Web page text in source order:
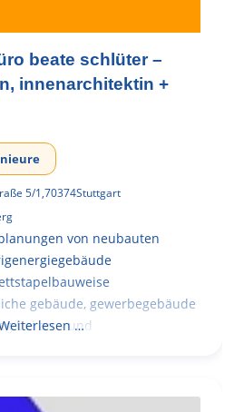
beate schlüter –
innenarchitektin +
5/1,70374Stuttgart
von neubauten
gebäude, gewerbegebäude
bei an – und
…